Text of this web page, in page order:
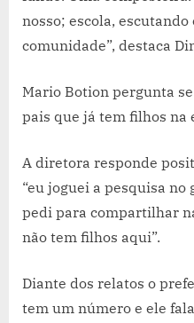
nosso; escola,
comunidade”, destaca
Mario Botion pergunta
pais que já tem filhos na
A diretora responde
“eu joguei a pesquisa
pedi para compartilhar
não tem filhos aqui”.
Diante dos relatos o
tem um número e ele